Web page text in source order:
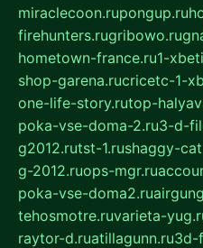
miraclecoon.rupongup.ru
firehunters.rugribowo.ru
hometown-france.ru1-
shop-garena.rucricetc-1-
one-life-story.rutop-
poka-vse-doma-2.ru3-d-
g2012.rutst-1.rushaggy-
g-2012.ruops-mgr.ru
poka-vse-doma2.ru
tehosmotre.ruvarieta-
raytor-d.ruatillagunn.ru3d-